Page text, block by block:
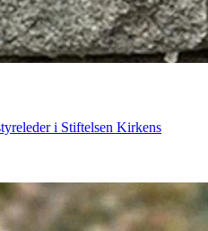
i Stiftelsen Kirkens